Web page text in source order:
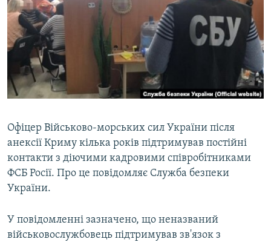
СПЕЦПРОЕКТИ
ДЕПОРТАЦІЯ
ВІДЕОУРОКИ «ELIFBE»
СВІДЧЕННЯ ОКУПАЦІЇ
УКРАЇНСЬКА ПРОБЛЕМА КРИМУ
ЯК ОБІЙТИ БЛОКУВАННЯ
Русский
Qırımtatar
Усі сайти RFE/RL
Офіцер Військово-морських сил України після
анексії Криму кілька років підтримував постійні
контакти з діючими кадровими співробітниками
ФСБ Росії. Про це повідомляє Служба безпеки
України.
У повідомленні зазначено, що неназваний
військовослужбовець підтримував зв'язок з